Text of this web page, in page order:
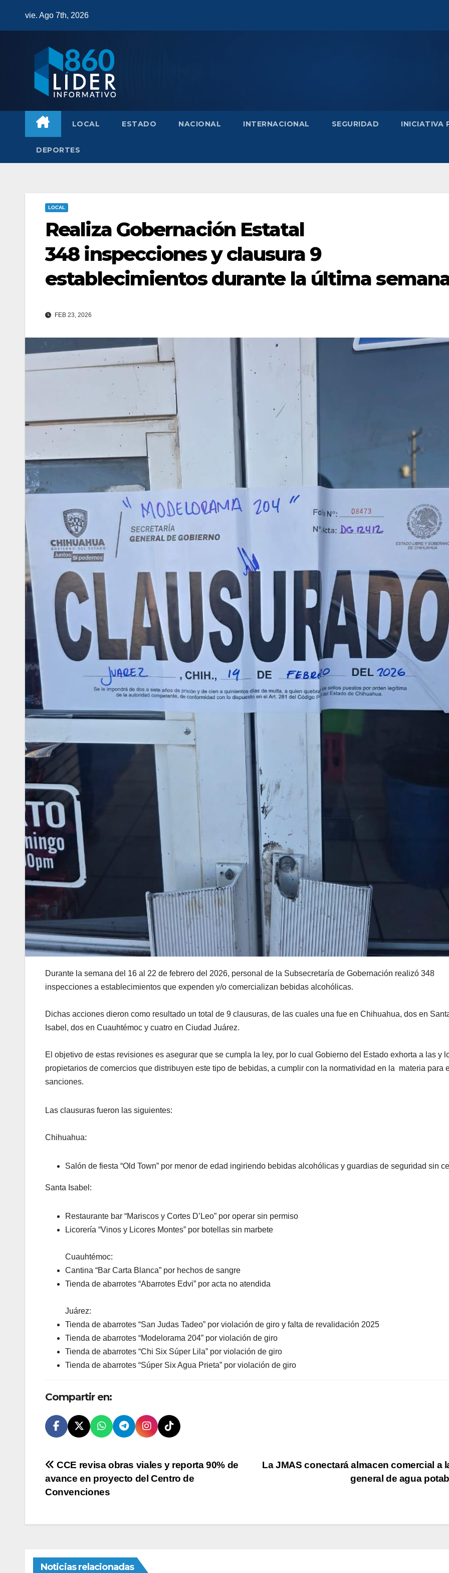
vie. Ago 7th, 2026
LOCAL ESTADO NACIONAL INTERNACIONAL SEGURIDAD INICIATIVA
DEPORTES
LOCAL
Realiza Gobernación Estatal
348 inspecciones y clausura 9
establecimientos durante la última
FEB 23, 2026
Durante la semana del 16 al 22 de febrero del 2026, personal de la Subsecretaría de Gobernación realizó 348
inspecciones a establecimientos que expenden y/o comercializan bebidas alcohólicas.
Dichas acciones dieron como resultado un total de 9 clausuras, de las cuales una fue en Chihuahua, dos en
Isabel, dos en Cuauhtémoc y cuatro en Ciudad Juárez.
El objetivo de estas revisiones es asegurar que se cumpla la ley, por lo cual Gobierno del Estado exhorta a las y
propietarios de comercios que distribuyen este tipo de bebidas, a cumplir con la normatividad en la materia para
sanciones.
Las clausuras fueron las siguientes:
Chihuahua:
Salón de fiesta “Old Town” por menor de edad ingiriendo bebidas alcohólicas y guardias de seguridad sin
Santa Isabel:
Restaurante bar “Mariscos y Cortes D’Leo” por operar sin permiso
Licorería “Vinos y Licores Montes” por botellas sin marbete
Cuauhtémoc:
Cantina “Bar Carta Blanca” por hechos de sangre
Tienda de abarrotes “Abarrotes Edvi” por acta no atendida
Juárez:
Tienda de abarrotes “San Judas Tadeo” por violación de giro y falta de revalidación 2025
Tienda de abarrotes “Modelorama 204” por violación de giro
Tienda de abarrotes “Chi Six Súper Lila” por violación de giro
Tienda de abarrotes “Súper Six Agua Prieta” por violación de giro
Compartir en:
Navegación
de
La JMAS conectará almacen comercial a
general de agua
CCE revisa obras viales y reporta 90% de
avance en proyecto del Centro de
Convenciones
Noticias relacionadas
Fronteriza